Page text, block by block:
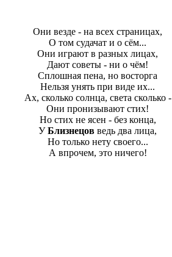
Они везде - на всех страницах,
О том судачат и о сём...
Они играют в разных лицах,
Дают советы - ни о чём!
Сплошная пена, но восторга
Нельзя унять при виде их...
Ах, сколько солнца, света сколько -
Они пронизывают стих!
Но стих не ясен - без конца,
УБлизнецов ведь два лица,
Но только нету своего...
А впрочем, это ничего!